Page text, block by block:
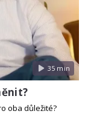
35 min
oba důležité?